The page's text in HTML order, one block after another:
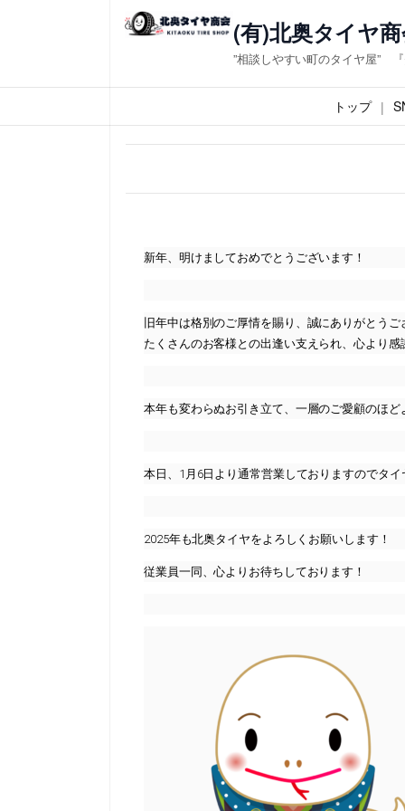
ス
キ
(有)北奥タイヤ
”相談しやすい町のタイヤ屋”
トップ
新年、明けましておめでとうございます！
旧年中は格別のご厚情を賜り、誠にありがとうご
たくさんのお客様との出逢い支えられ、心より感
本年も変わらぬお引き立て、一層のご愛顧のほ
本日、1月6日より通常営業しておりますのでタ
2025年も北奥タイヤをよろしくお願いします！
従業員一同、心よりお待ちしております！